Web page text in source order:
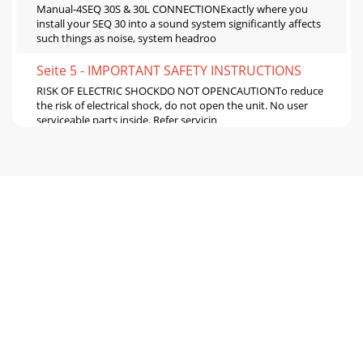
Manual-4SEQ 30S & 30L CONNECTIONExactly where you
install your SEQ 30 into a sound system signiﬁcantly aﬀects
such things as noise, system headroo
Seite 5 - IMPORTANT SAFETY INSTRUCTIONS
RISK OF ELECTRIC SHOCKDO NOT OPENCAUTIONTo reduce
the risk of electrical shock, do not open the unit. No user
serviceable parts inside. Refer servicin